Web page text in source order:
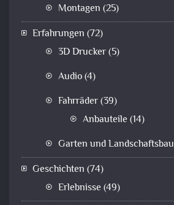
Montagen (25)
Erfahrungen (72)
3D Drucker(5)
Audio(4)
Fahrräder(39)
Anbauteile (14)
Garten und Landschaftsbau
Geschichten (74)
Erlebnisse (49)